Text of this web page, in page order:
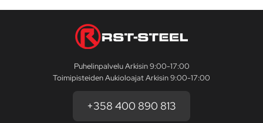
Puhelinpalvelu Arkisin 9:00-17:00
Toimipisteiden Aukioloajat Arkisin 9:00-17:00
+358 400 890 813